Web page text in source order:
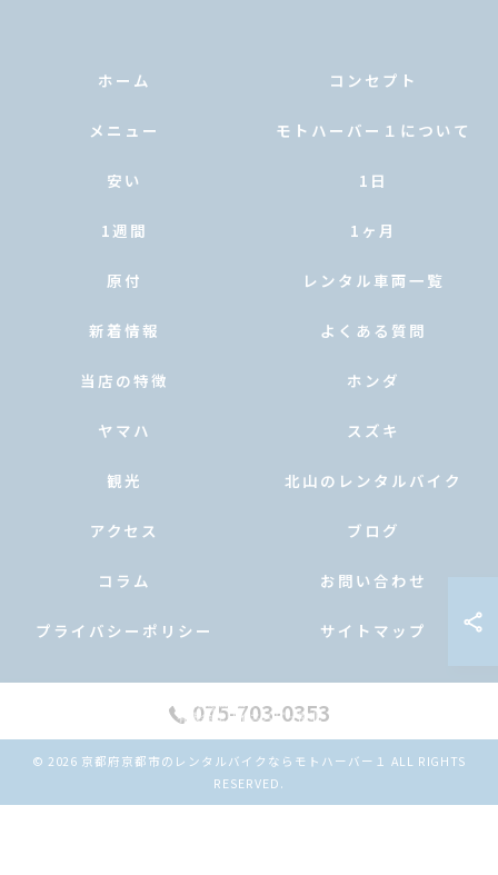
075-703-0353
公式LINE ご予約
ホーム コンセプト
メニュー モトハーバー１について
安い 1日
1週間 1ヶ月
原付 レンタル車両一覧
新着情報 よくある質問
当店の特徴 ホンダ
ヤマハ スズキ
観光 北山のレンタルバイク
アクセス ブログ
コラム お問い合わせ
プライバシーポリシー サイトマップ
© 2026 京都府京都市のレンタルバイクならモトハーバー１ ALL RIGHTS
RESERVED.